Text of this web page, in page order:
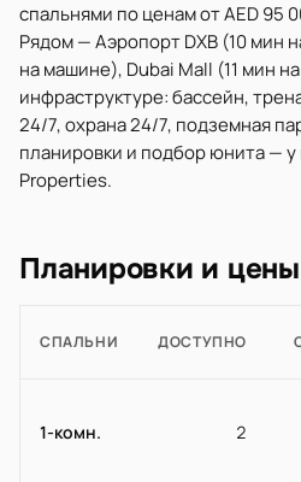
спальнями по ценам от AED 95
Рядом — Аэропорт DXB (10 мин
на машине), Dubai Mall (11 мин
инфраструктуре: бассейн,
24/7, охрана 24/7, подземная
планировки и подбор юнита — у
Properties.
Планировки и цены
СПАЛЬНИ ДОСТУПНО
1-комн. 2